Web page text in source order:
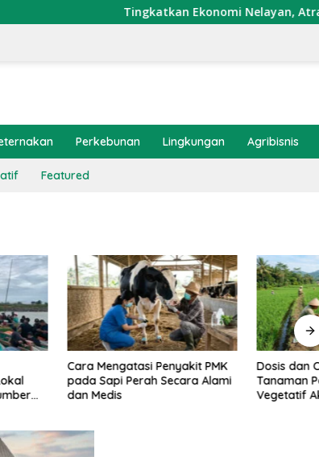
Tingkatkan Ekonomi Nelayan, Atraktor
Perkebunan Lingkungan Agribisnis
Featured
Penyakit PMK
Perah Secara Alami
Dosis dan Cara Pemupukan
Tanaman Padi pada Fase
Vegetatif Aktif yang Tepat